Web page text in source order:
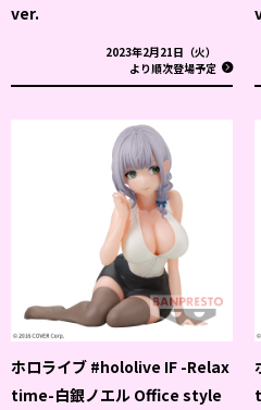
ver.
2023年2月21日（火）
より順次登場予定
ホロライブ #hololive IF -Relax
time-白銀ノエル Office style